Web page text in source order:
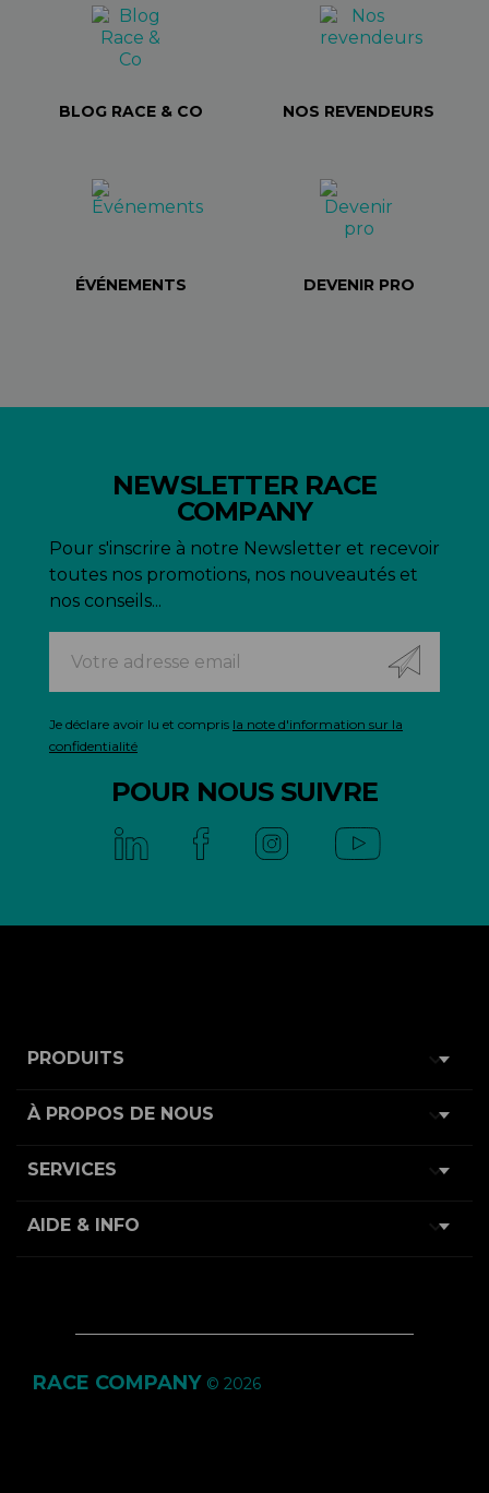
BLOG RACE & CO NOS REVENDEURS
ÉVÉNEMENTS DEVENIR PRO
NEWSLETTER RACE
COMPANY
Pour s'inscrire à notre Newsletter et recevoir
toutes nos promotions, nos nouveautés et
nos conseils...
Je déclare avoir lu et compris la note d'information sur la
confidentialité
POUR NOUS SUIVRE
PRODUITS 
À PROPOS DE NOUS 
SERVICES 
AIDE & INFO 
RACE COMPANY © 2026